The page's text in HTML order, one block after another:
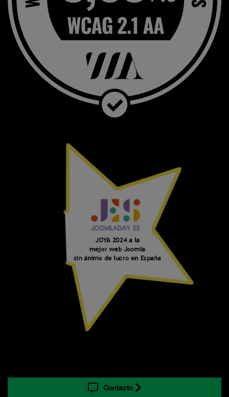
Contacto